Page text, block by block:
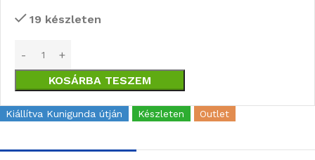
19 készleten
KOSÁRBA TESZEM
Kiállítva Kunigunda útján Készleten Outlet